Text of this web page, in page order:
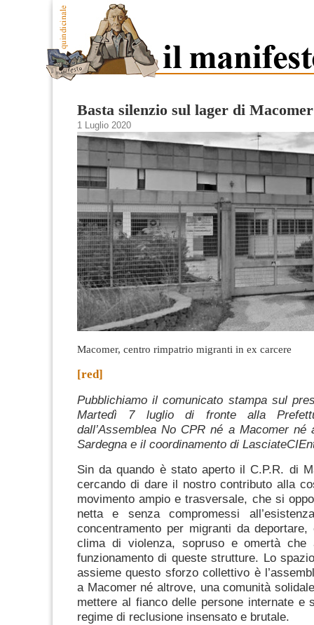
Basta silenzio sul lager di Macomer
1 Luglio 2020
Macomer, centro rimpatrio migranti in ex carcere
[red]
Pubblichiamo il comunicato stampa sul
Martedì 7 luglio di fronte alla
dall’Assemblea No CPR né a Macomer né
Sardegna e il coordinamento di
Sin da quando è stato aperto il C.P.R. di
cercando di dare il nostro contributo alla
movimento ampio e trasversale, che si
netta e senza compromessi
concentramento per migranti da deportare,
clima di violenza, sopruso e omertà che
funzionamento di queste strutture. Lo
assieme questo sforzo collettivo è
a Macomer né altrove, una comunità
mettere al fianco delle persone internate e
regime di reclusione insensato e brutale.